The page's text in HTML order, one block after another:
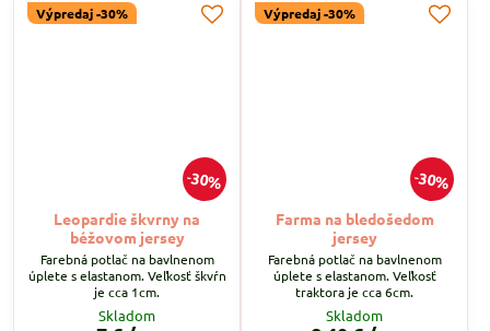
30%
Výpredaj -30%
Leopardie škvrny na
béžovom jersey
Farebná potlač na bavlnenom
úplete s elastanom. Veľkosť škvŕn
je cca 1cm.
Skladom
30%
Výpredaj -30%
Farma na bledošedom
jersey
Farebná potlač na bavlnenom
úplete s elastanom. Veľkosť
traktora je cca 6cm.
Skladom